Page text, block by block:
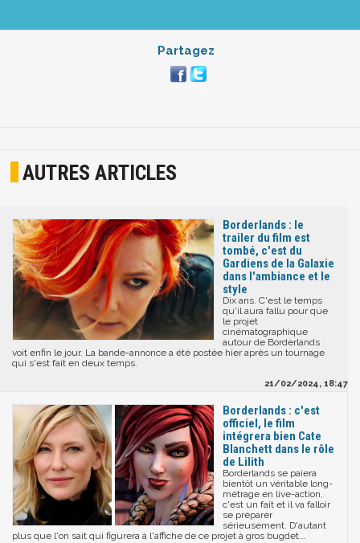
Partagez
AUTRES ARTICLES
Borderlands : le
trailer du film est
tombé, c'est du
Gardiens de la Galaxie
dans l'ambiance et le
style
Dix ans. C'est le temps
qu'il aura fallu pour que
le projet
cinématographique
autour de Borderlands
voit enfin le jour. La bande-annonce a été postée hier après un tournage
qui s'est fait en deux temps.
21/02/2024, 18:47
Borderlands : c'est
officiel, le film
intégrera bien Cate
Blanchett dans le rôle
de Lilith
Borderlands se paiera
bientôt un véritable long-
métrage en live-action,
c'est un fait et il va falloir
se préparer
sérieusement. D'autant
plus que l'on sait qui figurera à l'affiche de ce projet à gros bugdet...